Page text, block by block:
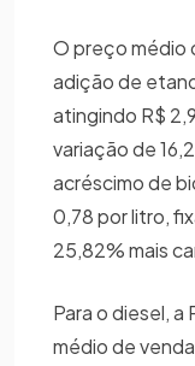
O preço médio
adição de
atingindo R$
variação de
acréscimo de
0,78 por litro,
25,82% mais
Para o diesel,
médio de